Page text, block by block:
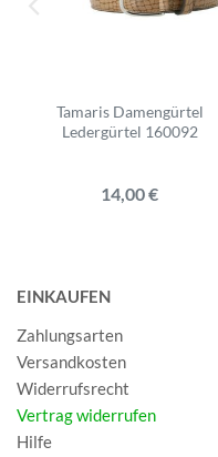
Tamaris Damengürtel
Ledergürtel 160092
14,00 €
EINKAUFEN
Zahlungsarten
Versandkosten
Widerrufsrecht
Vertrag widerrufen
Hilfe